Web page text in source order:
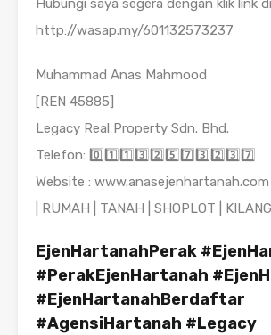
Hubungi saya segera dengan klik link
http://wasap.my/601132573237
Muhammad Anas Mahmood
[REN 45885]
Legacy Real Property Sdn. Bhd.
Telefon: 0️⃣1️⃣1️⃣3️⃣2️⃣5️⃣7️⃣3️⃣2️⃣3️⃣7️⃣
Website : www.anasejenhartanah.com
| RUMAH | TANAH | SHOPLOT | KILANG |
EjenHartanahPerak
#PerakEjenHartanah
#EjenHartanahBerdaftar
#AgensiHartanah #Legacy